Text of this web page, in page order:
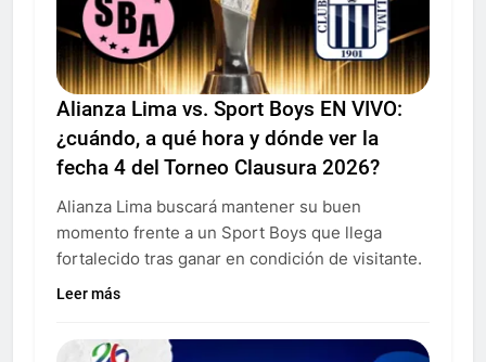
Alianza Lima vs. Sport Boys EN VIVO:
¿cuándo, a qué hora y dónde ver la
fecha 4 del Torneo Clausura 2026?
Alianza Lima buscará mantener su buen
momento frente a un Sport Boys que llega
fortalecido tras ganar en condición de visitante.
Leer más